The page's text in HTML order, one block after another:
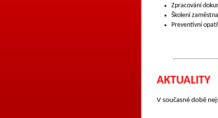
Zpracování
Školení
Preventivní
AKTUALITY
V současné době